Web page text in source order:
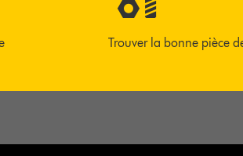
Trouver la bonne pièce